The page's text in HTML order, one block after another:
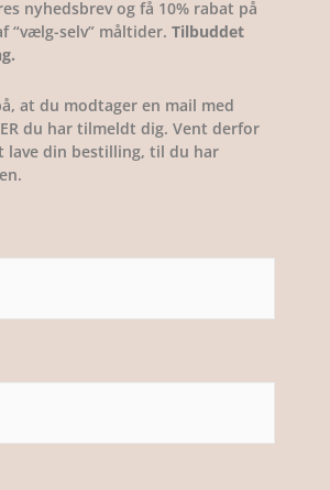
nyhedsbrev og få 10% rabat på
“vælg-selv” måltider. Tilbuddet
at du modtager en mail med
du har tilmeldt dig. Vent derfor
lave din bestilling, til du har